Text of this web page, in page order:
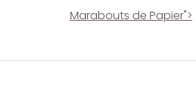
Marabouts de Papier">